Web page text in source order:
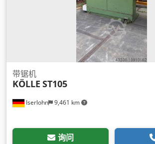
Iserlohn 9,461 km
带锯机
KÖLLE ST105
询问